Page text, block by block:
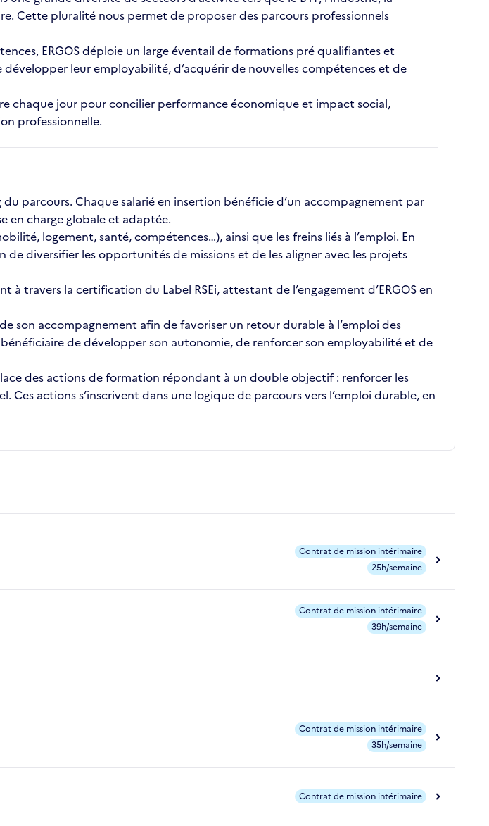
Cette pluralité nous permet de proposer des parcours professionnels
ERGOS déploie un large éventail de formations pré qualifiantes et
leur employabilité, d’acquérir de nouvelles compétences et de
chaque jour pour concilier performance économique et impact social,
professionnelle.
parcours. Chaque salarié en insertion bénéficie d’un accompagnement par
en charge globale et adaptée.
logement, santé, compétences…), ainsi que les freins liés à l’emploi. En
diversifier les opportunités de missions et de les aligner avec les projets
travers la certification du Label RSEi, attestant de l’engagement d’ERGOS en
son accompagnement afin de favoriser un retour durable à l’emploi des
de développer son autonomie, de renforcer son employabilité et de
des actions de formation répondant à un double objectif : renforcer les
actions s’inscrivent dans une logique de parcours vers l’emploi durable, en
Contrat de mission intérimaire
25h/semaine
Contrat de mission intérimaire
39h/semaine
Contrat de mission intérimaire
35h/semaine
Contrat de mission intérimaire